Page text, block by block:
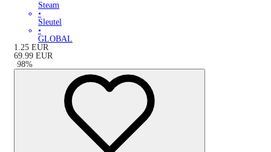
Steam
•
Sleutel
•
GLOBAL
1.25 EUR
69.99 EUR
-98%